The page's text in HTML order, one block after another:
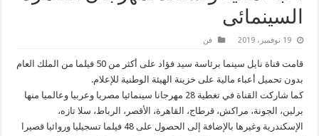
السينمائى
19 نوفمبر، 2019 فن
قامت قناة نايل سينما برئاسة سيد فؤاد على أكثر من 50 فيلما من الملك العام
بدون تحميل أعباء مالية على خزينة الهيئة الوطنية للإعلام.
كما شاركت القناة في تغطية 28 مهرجانا سينمائيا مصريا وعربيا وعالميا منها
برلين، الجونة، مراكش، قرطاج، القاهرة، الأقصر، الرباط، سلا تازه،
الإسكندرية وغيرها بالإضافة إلى الحصول على 48 فيلما تسجيليا وروائيا قصيرا